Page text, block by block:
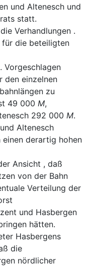
und Altenesch und
statt.
Verhandlungen .
für die beteiligten
Vorgeschlagen
den einzelnen
bahnlängen zu
49 000 M,
292 000 M.
Altenesch
einen derartig hohen
Ansicht , daß
von der Bahn
Verteilung der
und Hasbergen
hätten.
Hasbergens
die
nördlicher